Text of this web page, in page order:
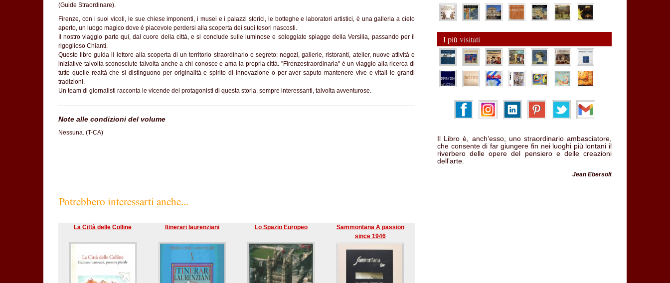
(Guide Straordinare).
Firenze, con i suoi vicoli, le sue chiese imponenti, i musei e i palazzi storici, le botteghe e laboratori artistici, è una galleria a cielo
aperto, un luogo magico dove è piacevole perdersi alla scoperta dei suoi tesori nascosti.
Il nostro viaggio parte qui, dal cuore della città, e si conclude sulle luminose e soleggiate spiagge della Versilia, passando per il
rigoglioso Chianti.
Questo libro guida il lettore alla scoperta di un territorio straordinario e segreto: negozi, gallerie, ristoranti, atelier, nuove attività e
iniziative talvolta sconosciute talvolta anche a chi conosce e ama la propria città. "Firenzestraordinaria" è un viaggio alla ricerca di
tutte quelle realtà che si distinguono per originalità e spirito di innovazione o per aver saputo mantenere vive e vitali le grandi
tradizioni.
Un team di giornalisti racconta le vicende dei protagonisti di questa storia, sempre interessanti, talvolta avventurose.
Note alle condizioni del volume
Nessuna. (T-CA)
Potrebbero interessarti anche...
La Città delle Colline Itinerari laurenziani Lo Spazio Europeo
Sammontana A passion
since 1946
I più visitati
Il Libro è, anch’esso, uno straordinario ambasciatore,
che consente di far giungere fin nei luoghi più lontani il
riverbero delle opere del pensiero e delle creazioni
dell’arte.
Jean Ebersolt